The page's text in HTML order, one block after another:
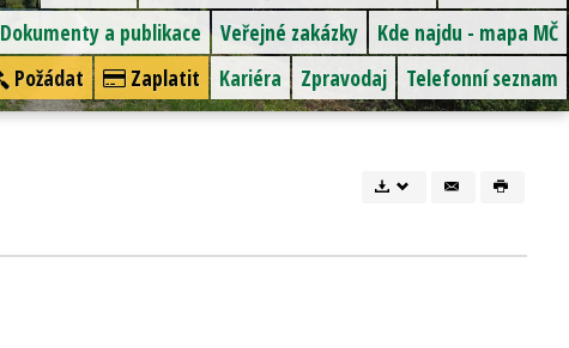
Kde najdu - mapa MČ
Veřejné zakázky
Dokumenty a publikace
Telefonní seznam
Zpravodaj
Kariéra
Zaplatit
Požádat